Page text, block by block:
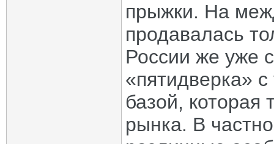
прыжки. На
продавалась
России же уже
«пятидверка»
базой, которая
рынка. В